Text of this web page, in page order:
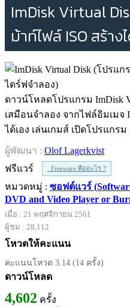
ImDisk Virtual
ม้าท์ไฟล์ ISO สร้า
ดาวน์โหลดโปรแกรม ImDisk
เสมือนจำลอง จากไฟล์อิมเมจ
ได้เอง เล่นเกมส์ เปิดโปรแกร
ผู้พัฒนา : Olof Lagerkvist
ฟรีแวร์
Freeware คืออะไร ?
หมวดหมู่ : ซอฟต์แวร์
DVD and Video Player or
เมื่อ : 21 พฤศจิกายน 2561
ผู้ชม : 28,112
โหวตให้คะแนน
คะแนนโหวต 3.14 (14 ครั้ง)
ดาวน์โหลด
4,602 ครั้ง